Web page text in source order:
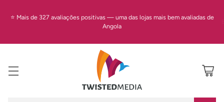
⭐ Mais de 327 avaliações positivas — uma das lojas mais bem avaliadas de
Angola